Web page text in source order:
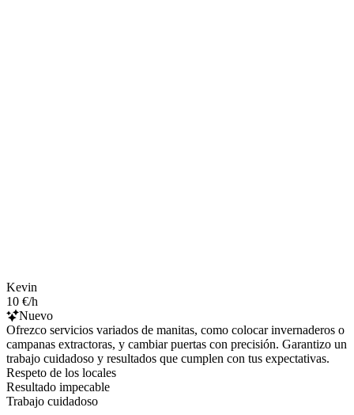
Kevin
10 €/h
Nuevo
Ofrezco servicios variados de manitas, como colocar invernaderos o
campanas extractoras, y cambiar puertas con precisión. Garantizo un
trabajo cuidadoso y resultados que cumplen con tus expectativas.
Respeto de los locales
Resultado impecable
Trabajo cuidadoso